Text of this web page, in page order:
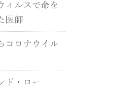
ィルスで命を
医師
コロナウイル
ド・ロー